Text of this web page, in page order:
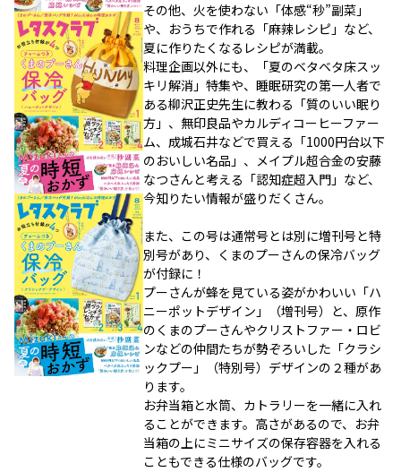
その他、火を使わない「体感“秒”副菜」
や、おうちで作れる「麻辣レシピ」など、
夏に作りたくなるレシピが満載。
料理企画以外にも、「夏のベタベタ床スッ
キリ解消」特集や、睡眠研究の第一人者で
ある柳沢正史先生に教わる「質のいい眠り
方」、無印良品やカルディコーヒーファー
ム、成城石井などで買える「1000円台以下
のおいしい名品」、メイプル超合金の安藤
なつさんと考える「認知症超入門」など、
今知りたい情報が盛りだくさん。
また、この号は通常号とは別に増刊号と特
別号があり、くまのプーさんの保冷バッグ
が付録に！
プーさんが蜂を見ている姿がかわいい「ハ
ニーポットデザイン」（増刊号）と、原作
のくまのプーさんやクリストファー・ロビ
ンなどの仲間たちが勢ぞろいした「クラシ
ックプー」（特別号）デザインの２種があ
ります。
お弁当箱と水筒、カトラリーを一緒に入れ
ることができます。高さがあるので、お弁
当箱の上にミニサイズの保存容器を入れる
こともできる仕様のバッグです。